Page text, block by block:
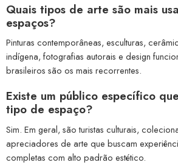
Quais tipos de arte são mais
espaços?
Pinturas contemporâneas, esculturas,
indígena, fotografias autorais e design
brasileiros são os mais recorrentes.
Existe um público específico
tipo de espaço?
Sim. Em geral, são turistas culturais,
apreciadores de arte que buscam
completas com alto padrão estético.